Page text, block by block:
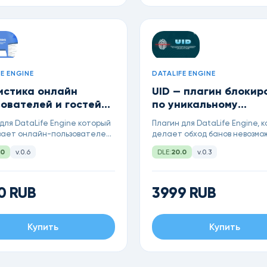
ENGINE
онлайн
и гостей
для DataLife
DataLife Engine который
онлайн-пользователей,
новости и собирает
по гостям и
v.0.6
RUB
Купить
DATALIFE ENGINE
UID — плагин
по уникальному
отпечатку
для DLE
Плагин для DataLife Engine,
делает обход банов
связывая блокировку IP с
цифровым отпечатком
автоматического контроля
копирования контента
DLE:20.0 v.0.3
3999 RUB
Купить